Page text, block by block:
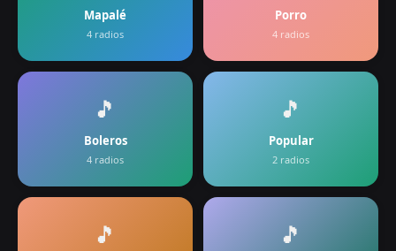
Mapalé
4 radios
Porro
4 radios
🎵
Boleros
4 radios
🎵
Popular
2 radios
🎵 🎵